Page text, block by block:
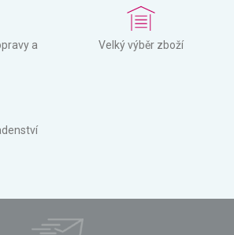
a
Velký výběr zboží